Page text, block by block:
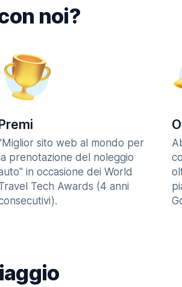
noi?
sito web al mondo per
la prenotazione del noleggio
in occasione dei World
Tech Awards (4 anni